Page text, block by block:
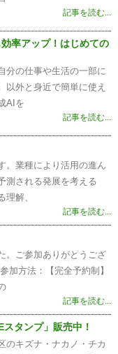
記事を読む...
率アップ！はじめての
分の仕事や生活の一部に
以外と身近で簡単に使え
AIを
記事を読む...
。業種により活用の進ん
測される発展を考える
理解、
記事を読む...
。ご参加ありがとうござ
加方法：【完全予約制】
記事を読む...
タンプ」販売中！
のキズナ・ナカノ・チカ